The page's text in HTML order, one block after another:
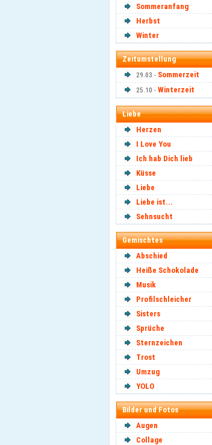
Sommeranfang
Herbst
Winter
Zeitumstellung
29.03 - Sommerzeit
25.10 - Winterzeit
Liebe
Herzen
I Love You
Ich hab Dich lieb
Küsse
Liebe
Liebe ist...
Sehnsucht
Gemischtes
Abschied
Heiße Schokolade
Musik
Profilschleicher
Sisters
Sprüche
Sternzeichen
Trost
Umzug
YOLO
Bilder und Fotos
Augen
Collage